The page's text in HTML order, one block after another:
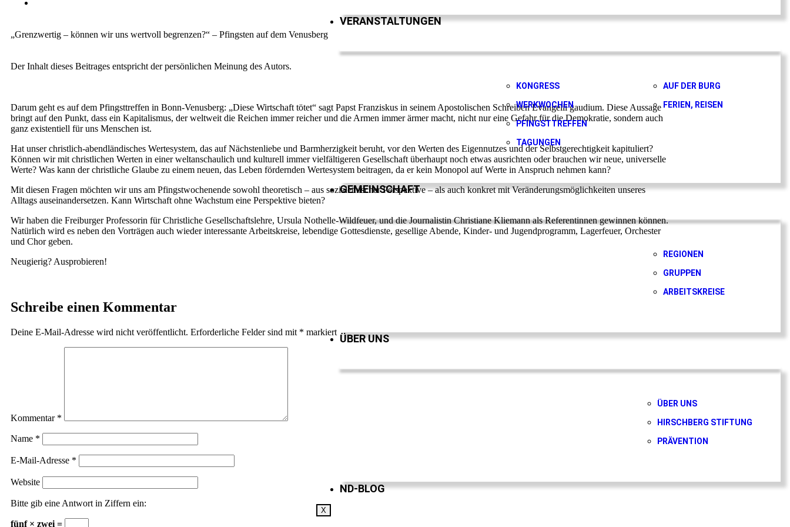
VERANSTALTUNGEN
KONGRESS
WERKWOCHEN
PFINGSTTREFFEN
TAGUNGEN
AUF DER BURG
FERIEN, REISEN
GEMEINSCHAFT
REGIONEN
GRUPPEN
ARBEITSKREISE
ÜBER UNS
ÜBER UNS
HIRSCHBERG STIFTUNG
PRÄVENTION
ND-BLOG
X
„Grenzwertig – können wir uns wertvoll begrenzen?“ – Pfingsten auf dem Venusberg
Der Inhalt dieses Beitrages entspricht der persönlichen Meinung des Autors.
Darum geht es auf dem Pfingsttreffen in Bonn-Venusberg: „Diese Wirtschaft tötet“ sagt Papst Franziskus in seinem Apostolischen Schreiben Evangelii gaudium. Diese Aussage
bringt auf den Punkt, dass ein Kapitalismus, der weltweit die Reichen immer reicher und die Armen immer ärmer macht, nicht nur eine Gefahr für die Demokratie, sondern auch
ganz existentiell für uns Menschen ist.
Hat unser christlich-abendländisches Wertesystem, das auf Nächstenliebe und Barmherzigkeit beruht, vor den Werten des Eigennutzes und der Selbstgerechtigkeit kapituliert?
Können wir mit christlichen Werten in einer weltanschaulich und kulturell immer vielfältigeren Gesellschaft überhaupt noch etwas ausrichten oder brauchen wir neue, universelle
Werte? Was kann der christliche Glaube zu einem neuen, das Leben fördernden Wertesystem beitragen, da er kein Monopol auf Werte in Anspruch nehmen kann?
Mit diesen Fragen möchten wir uns am Pfingstwochenende sowohl theoretisch – aus sozialethischer Perspektive – als auch konkret mit Veränderungsmöglichkeiten unseres
Alltags auseinandersetzen. Kann Wirtschaft ohne Wachstum eine Perspektive bieten?
Wir haben die Freiburger Professorin für Christliche Gesellschaftslehre, Ursula Nothelle-Wildfeuer, und die Journalistin Christiane Kliemann als Referentinnen gewinnen können.
Natürlich wird es neben den Vorträgen auch wieder interessante Arbeitskreise, lebendige Gottesdienste, gesellige Abende, Kinder- und Jugendprogramm, Lagerfeuer, Orchester
und Chor geben.
Neugierig? Ausprobieren!
Schreibe einen Kommentar
Deine E-Mail-Adresse wird nicht veröffentlicht. Erforderliche Felder sind mit * markiert
Kommentar *
Name *
E-Mail-Adresse *
Website
Bitte gib eine Antwort in Ziffern ein:
fünf × zwei =